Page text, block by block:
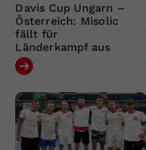
Davis Cup Ungarn –
Österreich: Misolic
fällt für
Länderkampf aus